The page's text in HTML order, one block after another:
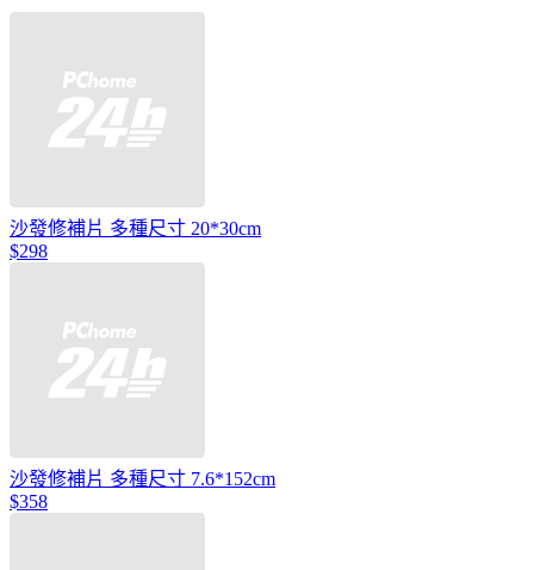
沙發修補片 多種尺寸 20*30cm
$298
沙發修補片 多種尺寸 7.6*152cm
$358